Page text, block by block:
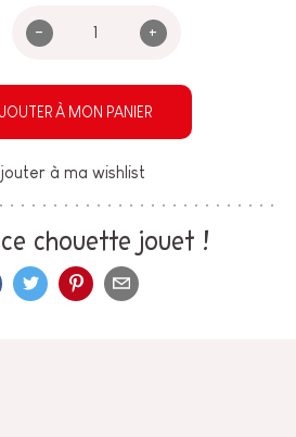
- +
À MON PANIER
à ma wishlist
ce chouette jouet !